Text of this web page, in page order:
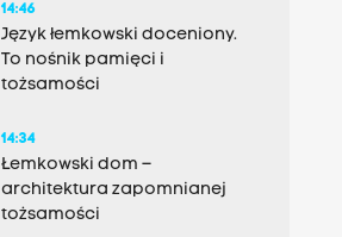
14:46
Język łemkowski doceniony.
To nośnik pamięci i
tożsamości
14:34
Łemkowski dom –
architektura zapomnianej
tożsamości